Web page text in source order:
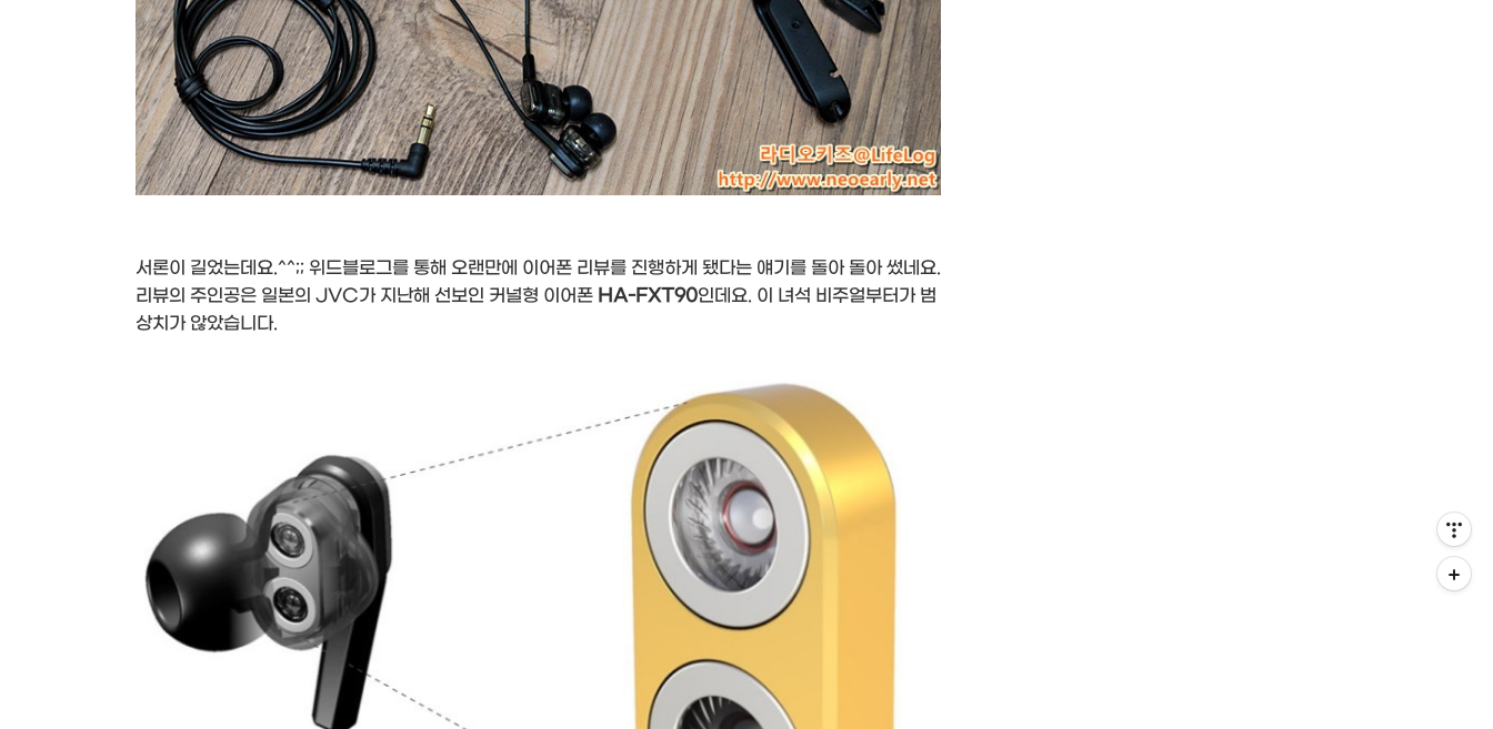
서론이 길었는데요.^^;; 위드블로그를 통해 오랜만에 이어폰 리뷰를 진행하게 됐다는 얘기를 돌아 돌아 썼네요.
리뷰의 주인공은 일본의 JVC가 지난해 선보인 커널형 이어폰 HA-FXT90인데요. 이 녀석 비주얼부터가 범
상치가 않았습니다.